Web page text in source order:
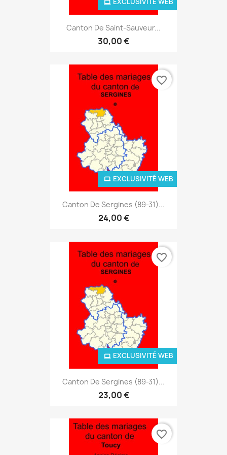
Canton De Saint-Sauveur...
30,00 €
Canton De Sergines (89-31)...
24,00 €
EXCLUSIVITÉ WEB
favorite_border
Canton De Sergines (89-31)...
23,00 €
EXCLUSIVITÉ WEB
favorite_border
favorite_border